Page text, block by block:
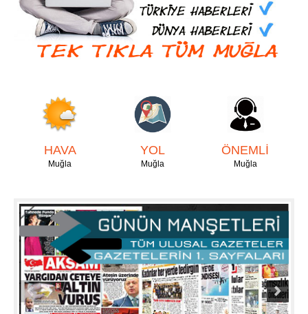
HAVA
Muğla
YOL
Muğla
ÖNEMLİ
Muğla